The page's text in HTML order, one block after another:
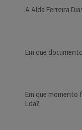
A Alda Ferreira
Em que
Em que momento
Lda?